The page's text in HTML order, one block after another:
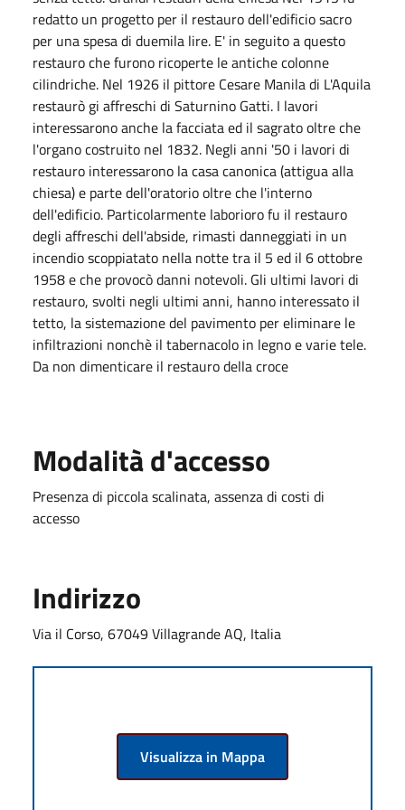
redatto un progetto per il restauro dell'edificio sacro
per una spesa di duemila lire. E' in seguito a questo
restauro che furono ricoperte le antiche colonne
cilindriche. Nel 1926 il pittore Cesare Manila di L'Aquila
restaurò gi affreschi di Saturnino Gatti. I lavori
interessarono anche la facciata ed il sagrato oltre che
l'organo costruito nel 1832. Negli anni '50 i lavori di
restauro interessarono la casa canonica (attigua alla
chiesa) e parte dell'oratorio oltre che l'interno
dell'edificio. Particolarmente laborioro fu il restauro
degli affreschi dell'abside, rimasti danneggiati in un
incendio scoppiatato nella notte tra il 5 ed il 6 ottobre
1958 e che provocò danni notevoli. Gli ultimi lavori di
restauro, svolti negli ultimi anni, hanno interessato il
tetto, la sistemazione del pavimento per eliminare le
infiltrazioni nonchè il tabernacolo in legno e varie tele.
Da non dimenticare il restauro della croce
Modalità d'accesso
Presenza di piccola scalinata, assenza di costi di
accesso
Indirizzo
Via il Corso, 67049 Villagrande AQ, Italia
Visualizza in Mappa